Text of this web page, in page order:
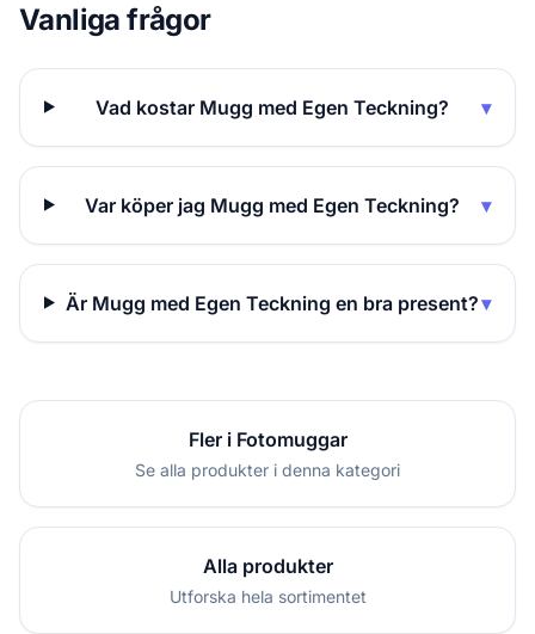
Vanliga frågor
Vad kostar Mugg med Egen Teckning? ▾
Var köper jag Mugg med Egen Teckning? ▾
Är Mugg med Egen Teckning en bra present?▾
Fler i Fotomuggar
Se alla produkter i denna kategori
Alla produkter
Utforska hela sortimentet